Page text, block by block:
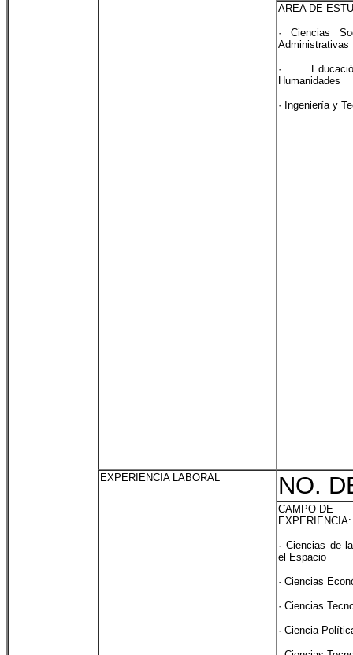
AREA DE
· Ciencias
Administrativas
·
Humanidades
· Ingeniería y
EXPERIENCIA LABORAL NO.
CAMPO DE
EXPERIENCIA:
· Ciencias de
el Espacio
· Ciencias
· Ciencias
· Ciencia